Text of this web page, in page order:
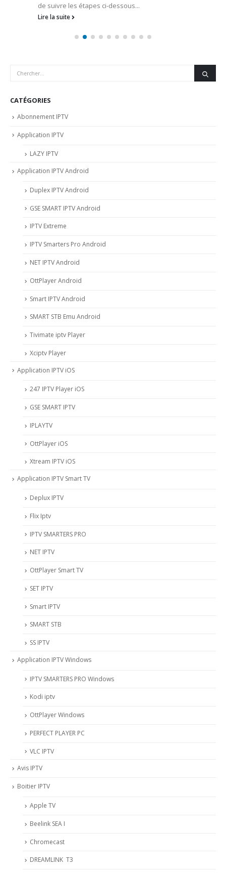
de suivre les étapes ci-dessous...
Lire la suite
CATÉGORIES
Abonnement IPTV
Application IPTV
LAZY IPTV
Application IPTV Android
Duplex IPTV Android
GSE SMART IPTV Android
IPTV Extreme
IPTV Smarters Pro Android
NET IPTV Android
OttPlayer Android
Smart IPTV Android
SMART STB Emu Android
Tivimate iptv Player
Xciptv Player
Application IPTV iOS
247 IPTV Player iOS
‎GSE SMART IPTV
IPLAYTV
OttPlayer iOS
Xtream IPTV iOS
Application IPTV Smart TV
Deplux IPTV
Flix Iptv
IPTV SMARTERS PRO
NET IPTV
OttPlayer Smart TV
SET IPTV
Smart IPTV
SMART STB
SS IPTV
Application IPTV Windows
IPTV SMARTERS PRO Windows
Kodi iptv
OttPlayer Windows
PERFECT PLAYER PC
VLC IPTV
Avis IPTV
Boitier IPTV
Apple TV
Beelink SEA I
Chromecast
DREAMLINK T3